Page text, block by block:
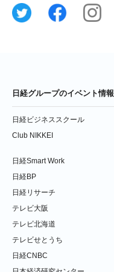
日経グループのイベント情報
日経ビジネススクール
Club NIKKEI
日経Smart Work
日経BP
日経リサーチ
テレビ大阪
テレビ北海道
テレビせとうち
日経CNBC